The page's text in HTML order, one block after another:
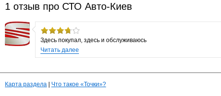
1 отзыв про СТО Авто-Киев
Здесь покупал, здесь и обслуживаюсь
Читать далее
Карта раздела | Что такое «Точки»?